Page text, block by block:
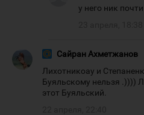
у него ник
Сайран Ахметжанов
Лихотникоау и
Буяльскому нельзя .))))
этот Буяльский.